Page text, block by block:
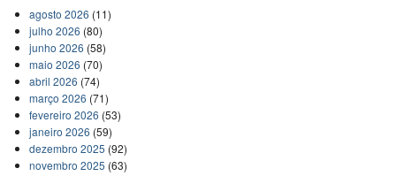
agosto 2026 (11)
julho 2026 (80)
junho 2026 (58)
maio 2026 (70)
abril 2026 (74)
março 2026 (71)
fevereiro 2026 (53)
janeiro 2026 (59)
dezembro 2025 (92)
novembro 2025 (63)